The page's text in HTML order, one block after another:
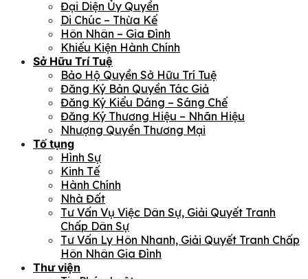
Đại Diện Ủy Quyền
Di Chúc – Thừa Kế
Hôn Nhân – Gia Đình
Khiếu Kiện Hành Chính
Sở Hữu Trí Tuệ
Bảo Hộ Quyền Sở Hữu Trí Tuệ
Đăng Ký Bản Quyền Tác Giả
Đăng Ký Kiểu Dáng – Sáng Chế
Đăng Ký Thương Hiệu – Nhãn Hiệu
Nhượng Quyền Thương Mại
Tố tụng
Hình Sự
Kinh Tế
Hành Chính
Nhà Đất
Tư Vấn Vụ Việc Dân Sự, Giải Quyết Tranh
Chấp Dân Sự
Tư Vấn Ly Hôn Nhanh, Giải Quyết Tranh Chấp
Hôn Nhân Gia Đình
Thư viện